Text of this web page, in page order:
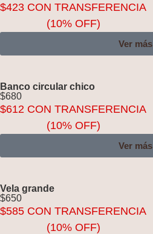
$423 CON TRANSFERENCIA
(10% OFF)
Ver más
Banco circular chico
$680
$612 CON TRANSFERENCIA
(10% OFF)
Ver más
Vela grande
$650
$585 CON TRANSFERENCIA
(10% OFF)